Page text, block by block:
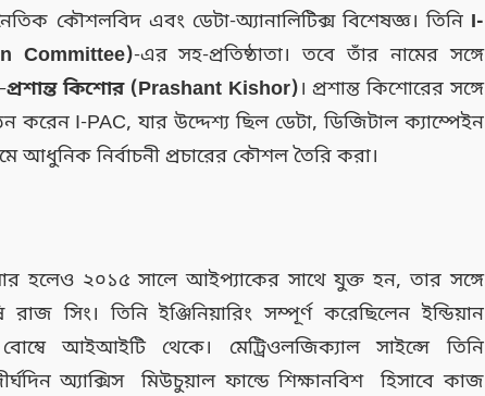
কৌশলবিদ এবং ডেটা-অ্যানালিটিক্স বিশেষজ্ঞ। তিনি I-
Committee)-এর সহ-প্রতিষ্ঠাতা। তবে তাঁর নামের সঙ্গে
প্রশান্ত কিশোর (Prashant Kishor)। প্রশান্ত কিশোরের সঙ্গে
করেন I-PAC, যার উদ্দেশ্য ছিল ডেটা, ডিজিটাল ক্যাম্পেইন
আধুনিক নির্বাচনী প্রচারের কৌশল তৈরি করা।
হলেও ২০১৫ সালে আইপ্যাকের সাথে যুক্ত হন, তার সঙ্গে
সিং। তিনি ইঞ্জিনিয়ারিং সম্পূর্ণ করেছিলেন ইন্ডিয়ান
আইআইটি থেকে। মেট্রিওলজিক্যাল সাইন্সে তিনি
অ্যাক্সিস মিউচুয়াল ফান্ডে শিক্ষানবিশ হিসাবে কাজ